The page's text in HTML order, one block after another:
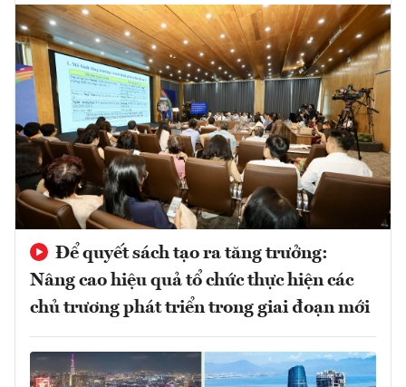
Để quyết sách tạo ra tăng trưởng:
Nâng cao hiệu quả tổ chức thực hiện các
chủ trương phát triển trong giai đoạn mới